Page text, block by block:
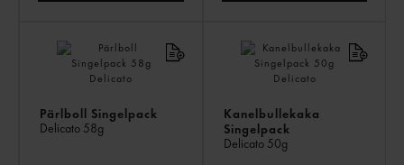
Pärlboll Singelpack
Delicato 58g
Kanelbullekaka
Singelpack
Delicato 50g